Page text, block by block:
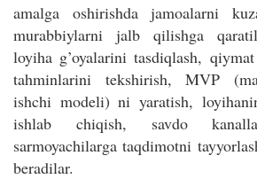
amalga oshirishda jamoalarni
murabbiylarni jalb qilishga
loyiha g’oyalarini tasdiqlash,
tahminlarini tekshirish, MVP
ishchi modeli) ni yaratish,
ishlab chiqish, savdo
sarmoyachilarga taqdimotni
beradilar.